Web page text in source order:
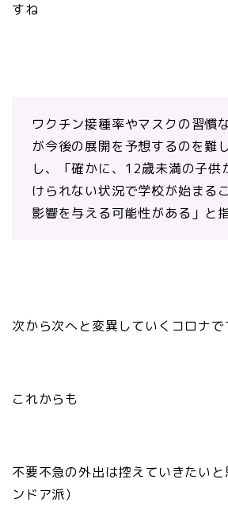
すね
ワクチン接種率やマスクの習慣
が今後の展開を予想するのを難
し、「確かに、12歳未満の子供
けられない状況で学校が始まる
影響を与える可能性がある」と
次から次へと変異していくコロナで
これからも
不要不急の外出は控えていきたい
ンドア派）